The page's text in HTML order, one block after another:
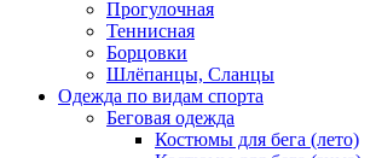
Прогулочная
Теннисная
Борцовки
Шлёпанцы, Сланцы
Одежда по видам спорта
Беговая одежда
Костюмы для бега (лето)